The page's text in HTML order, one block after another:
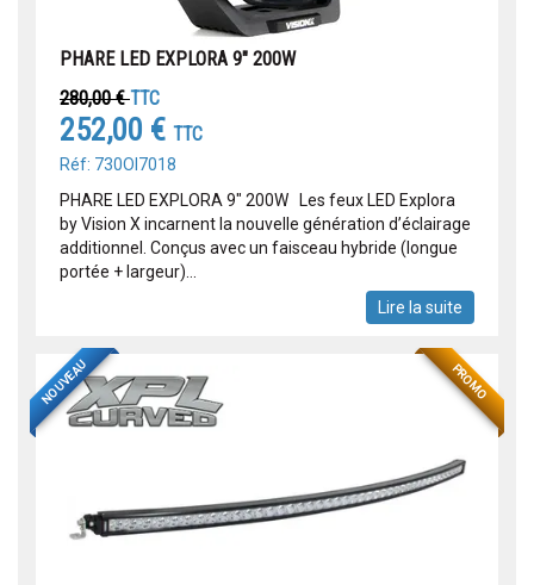
PHARE LED EXPLORA 9" 200W
280,00 €TTC
252,00 € TTC
Réf: 730OI7018
PHARE LED EXPLORA 9" 200W Les feux LED Explora
by Vision X incarnent la nouvelle génération d’éclairage
additionnel. Conçus avec un faisceau hybride (longue
portée + largeur)...
Lire la suite
PROMO
NOUVEAU